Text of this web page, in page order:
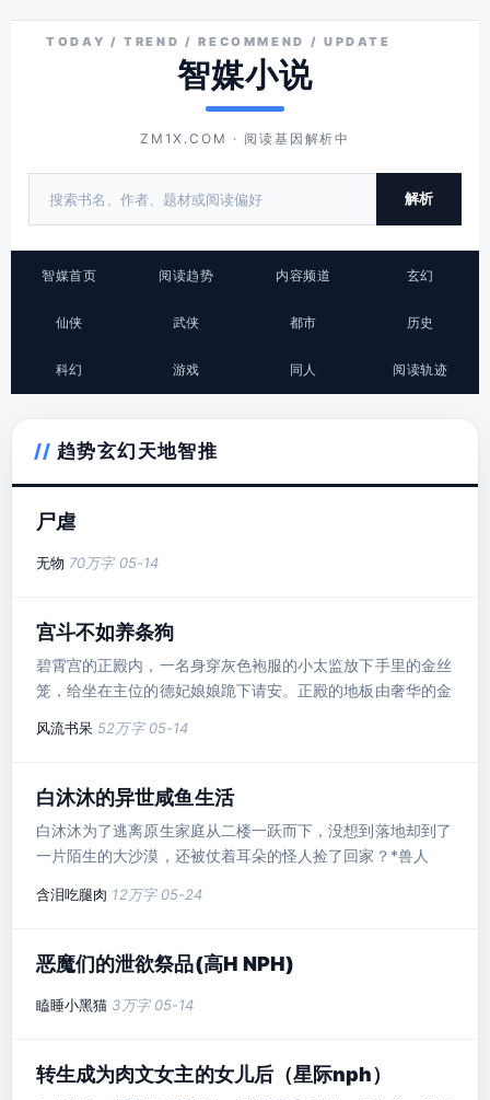
智媒小说
ZM1X.COM · 阅读基因解析中
解析
智媒首页 阅读趋势 内容频道 玄幻
仙侠 武侠 都市 历史
科幻 游戏 同人 阅读轨迹
趋势玄幻天地智推
尸虐
无物 70万字 05-14
宫斗不如养条狗
碧霄宫的正殿内，一名身穿灰色袍服的小太监放下手里的金丝
笼，给坐在主位的德妃娘娘跪下请安。正殿的地板由奢华的金
风流书呆 52万字 05-14
白沐沐的异世咸鱼生活
白沐沐为了逃离原生家庭从二楼一跃而下，没想到落地却到了
一片陌生的大沙漠，还被仗着耳朵的怪人捡了回家？*兽人
事*一直找不到符合xp的小说，只能自割腿肉，设定可能会比
有xp（不限于体型差、口交、赤壁、吃奶、兄弟夹心、产乳
境，喜欢女强的不要
含泪吃腿肉 12万字 05-24
恶魔们的泄欲祭品(高H NPH)
瞌睡小黑猫 3万字 05-14
转生成为肉文女主的女儿后（星际nph）